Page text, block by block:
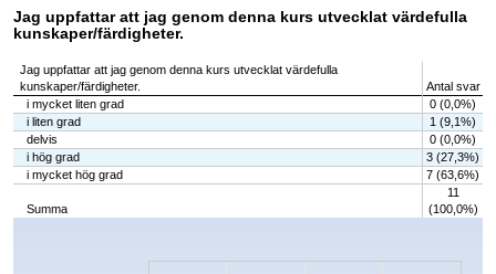
Jag uppfattar att jag genom denna kurs utvecklat värdefulla
kunskaper/färdigheter.
Jag uppfattar att jag genom denna kurs utvecklat värdefulla
kunskaper/färdigheter.
Antal svar
i mycket liten grad
0 (0,0%)
i liten grad
1 (9,1%)
delvis
0 (0,0%)
i hög grad
3 (27,3%)
i mycket hög grad
7 (63,6%)
Summa
11
(100,0%)
Chart
The chart has 1 X axis displaying categories.